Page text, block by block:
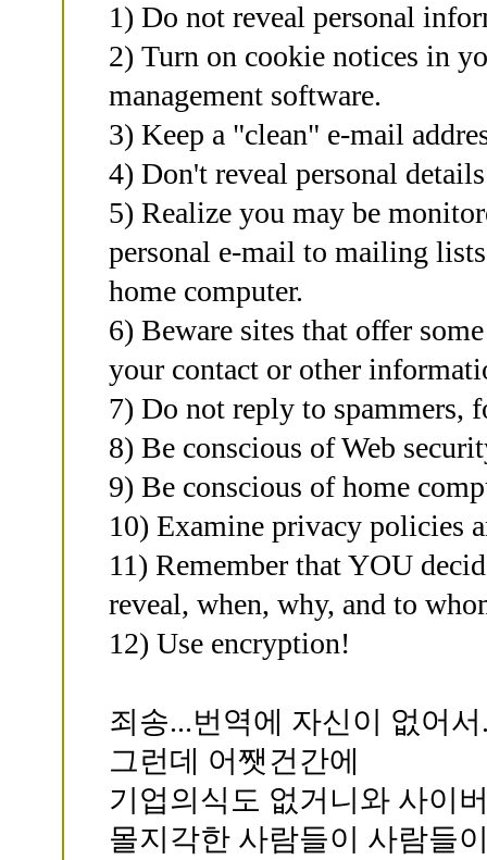
1) Do not reveal personal
2) Turn on cookie notices in
management software.
3) Keep a "clean" e-mail
4) Don't reveal personal
5) Realize you may be
personal e-mail to mailing
home computer.
6) Beware sites that offer
your contact or other
7) Do not reply to spammers,
8) Be conscious of Web
9) Be conscious of home
10) Examine privacy policies
11) Remember that YOU
reveal, when, why, and to
12) Use encryption!
죄송...번역에 자신이 없어서
그런데 어쨋건간에
기업의식도 없거니와 사이
몰지각한 사람들이 사람들